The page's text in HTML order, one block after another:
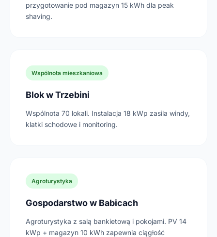
przygotowanie pod magazyn 15 kWh dla peak
shaving.
Wspólnota mieszkaniowa
Blok w Trzebini
Wspólnota 70 lokali. Instalacja 18 kWp zasila windy,
klatki schodowe i monitoring.
Agroturystyka
Gospodarstwo w Babicach
Agroturystyka z salą bankietową i pokojami. PV 14
kWp + magazyn 10 kWh zapewnia ciągłość